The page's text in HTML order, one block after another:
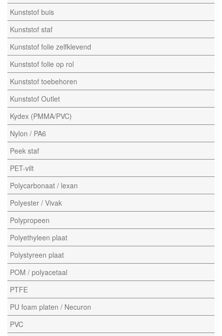
Kunststof buis
Kunststof staf
Kunststof folie zelfklevend
Kunststof folie op rol
Kunststof toebehoren
Kunststof Outlet
Kydex (PMMA/PVC)
Nylon / PA6
Peek staf
PET-vilt
Polycarbonaat / lexan
Polyester / Vivak
Polypropeen
Polyethyleen plaat
Polystyreen plaat
POM / polyacetaal
PTFE
PU foam platen / Necuron
PVC